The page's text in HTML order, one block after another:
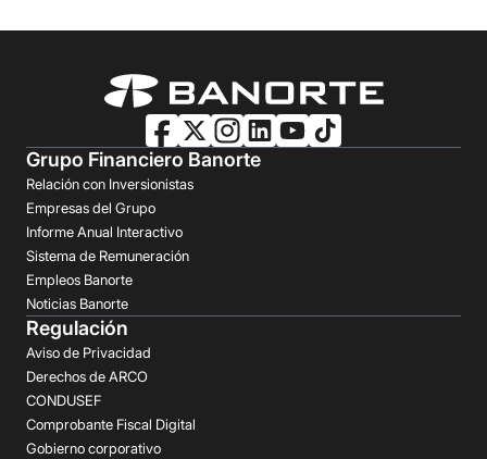
Grupo Financiero Banorte
Relación con Inversionistas
Empresas del Grupo
Informe Anual Interactivo
Sistema de Remuneración
Empleos Banorte
Noticias Banorte
Regulación
Aviso de Privacidad
Derechos de ARCO
CONDUSEF
Comprobante Fiscal Digital
Gobierno corporativo